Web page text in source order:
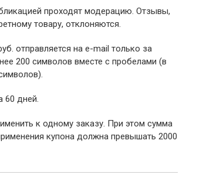
проходят модерацию. Отзывы,
товару, отклоняются.
отправляется на e-mail только за
200 символов вместе с пробелами (в
60 дней.
к одному заказу. При этом сумма
купона должна превышать 2000